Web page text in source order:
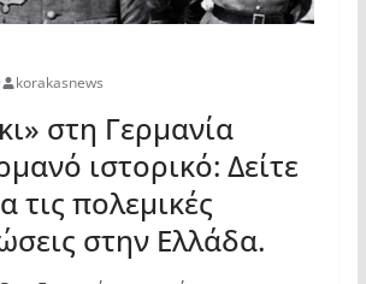
korakasnews
στη Γερμανία
ιστορικό: Δείτε
τις πολεμικές
στην Ελλάδα.